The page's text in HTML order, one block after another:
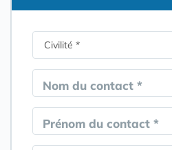
Nom du contact *
Prénom du contact *